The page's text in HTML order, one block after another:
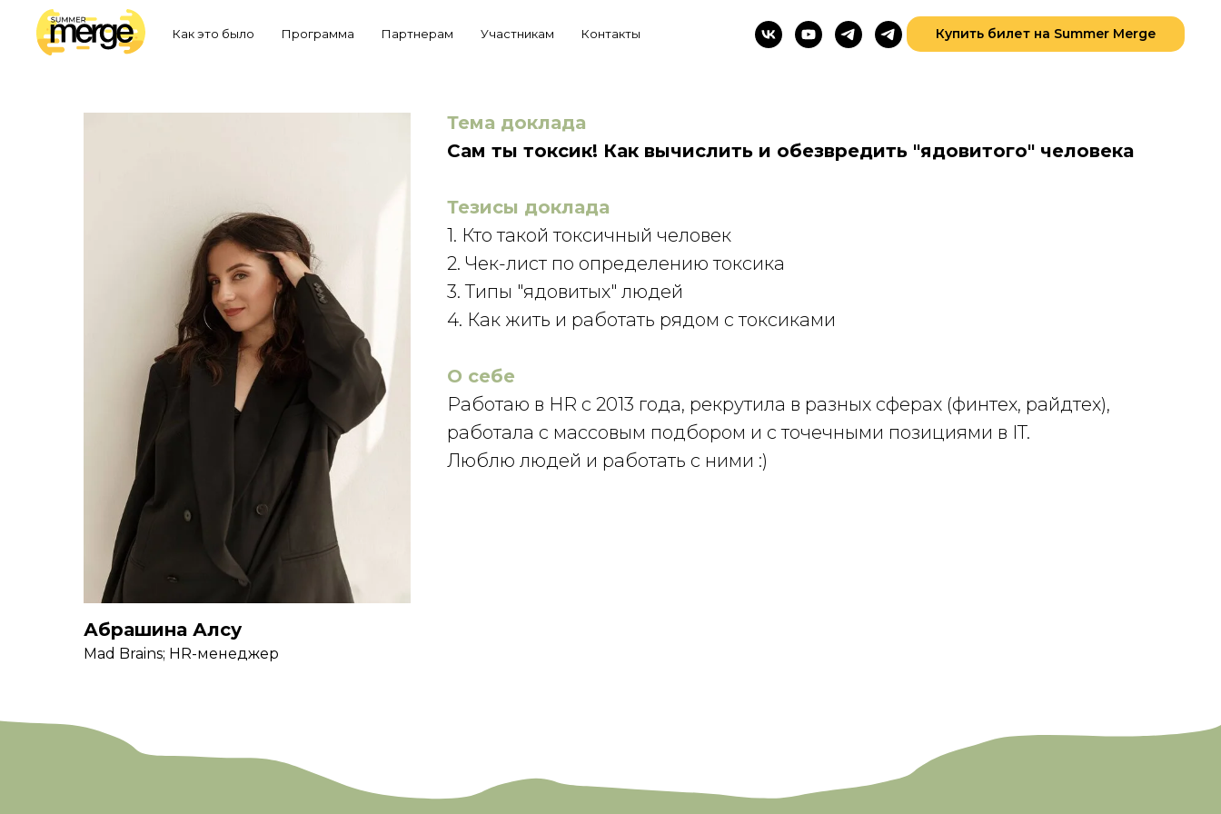
Партнерам Участникам Оставить заявку Как это было Купить
Как это было Программа Партнерам Участникам Контакты Купить билет на Summer Merge
Абрашина Алсу
Mad Brains; HR-менеджер
Тема доклада
Сам ты токсик! Как вычислить и обезвредить "ядовитого" человека
Тезисы доклада
1. Кто такой токсичный человек
2. Чек-лист по определению токсика
3. Типы "ядовитых" людей
4. Как жить и работать рядом с токсиками
О себе
Работаю в HR с 2013 года, рекрутила в разных сферах (финтех, райдтех),
работала с массовым подбором и с точечными позициями в IT.
Люблю людей и работать с ними :)